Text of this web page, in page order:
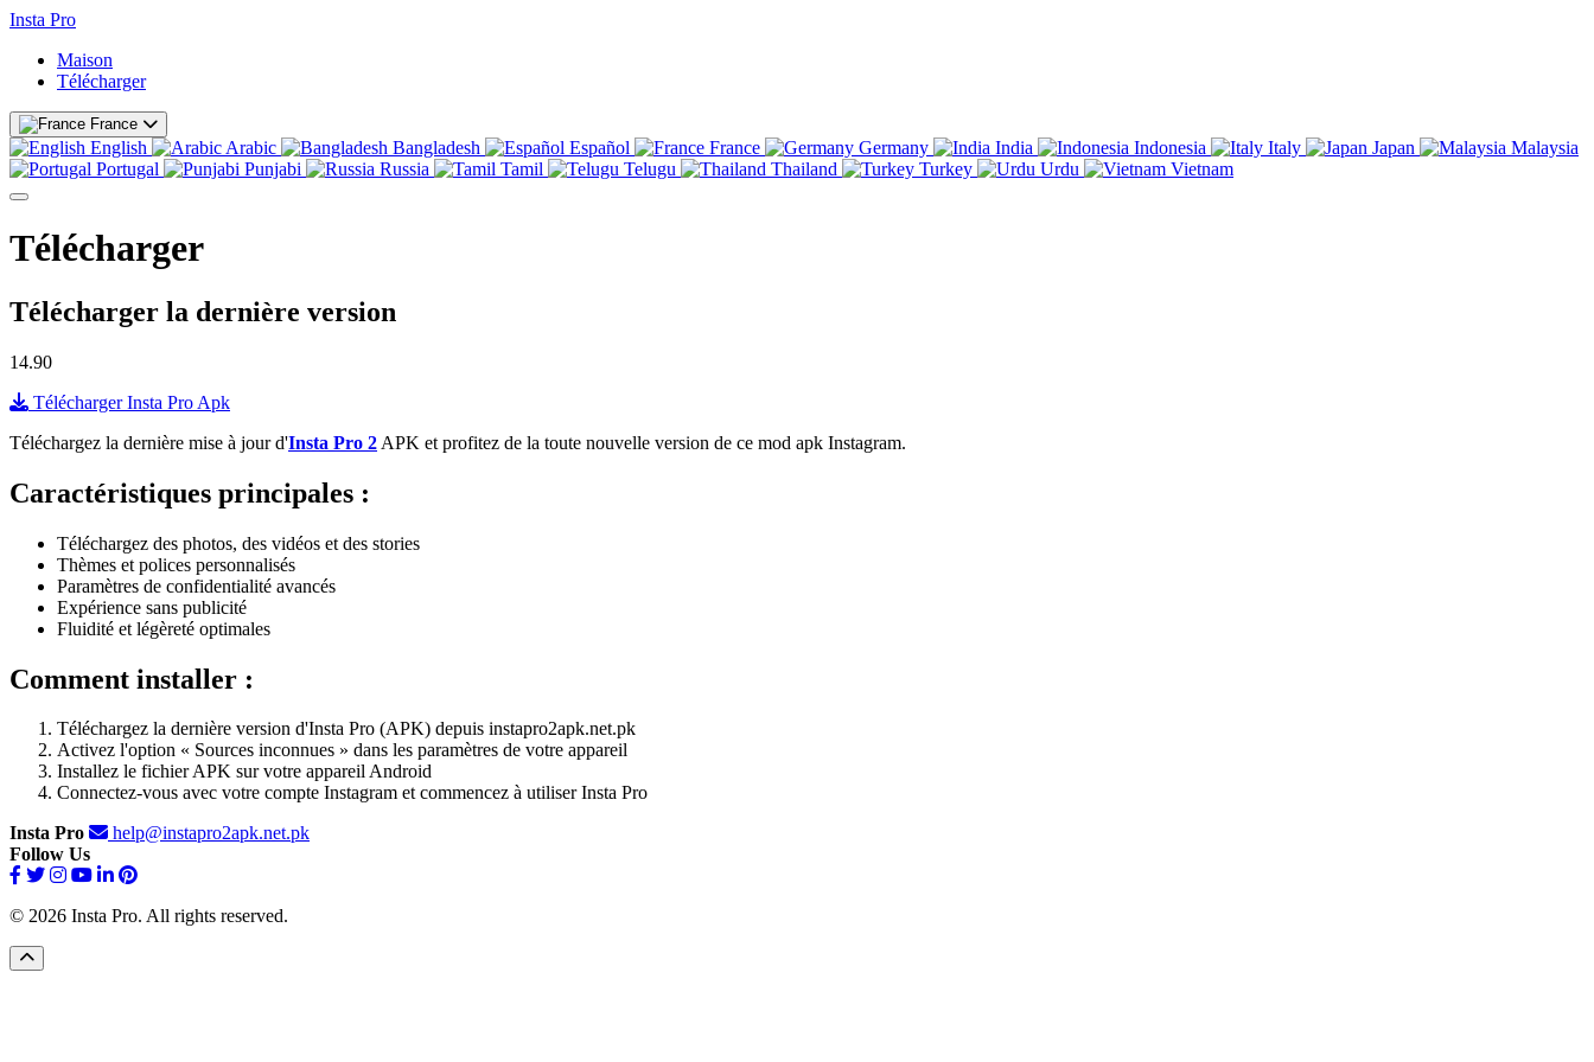
Insta Pro
Maison
Télécharger
France
English Arabic Bangladesh Español France Germany India Indonesia Italy Japan
Malaysia
Portugal
Punjabi Russia Tamil Telugu Thailand Turkey Urdu Vietnam
Télécharger
Télécharger la dernière version
14.90
Télécharger Insta Pro Apk
Téléchargez la dernière mise à jour d'Insta Pro 2 APK et profitez de la toute nouvelle version de ce mod apk Instagram.
Caractéristiques principales :
Téléchargez des photos, des vidéos et des stories
Thèmes et polices personnalisés
Paramètres de confidentialité avancés
Expérience sans publicité
Fluidité et légèreté optimales
Comment installer :
Téléchargez la dernière version d'Insta Pro (APK) depuis instapro2apk.net.pk
Activez l'option « Sources inconnues » dans les paramètres de votre appareil
Installez le fichier APK sur votre appareil Android
Connectez-vous avec votre compte Instagram et commencez à utiliser Insta Pro
Insta Pro
help@instapro2apk.net.pk
Follow Us
© 2026 Insta Pro. All rights reserved.